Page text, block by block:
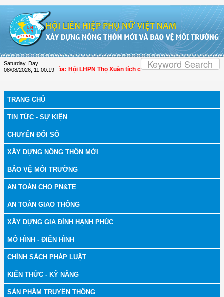
Saturday, Day
08/08/2026 11:00:19
bệnh | Thanh Hóa: Hội LHPN Thọ Xuân tích cực góp phần nâng cao tỷ lệ
TRANG CHỦ
TIN TỨC - SỰ KIỆN
CHUYỂN ĐỔI SỐ
XÂY DỰNG NÔNG THÔN MỚI
BẢO VỆ MÔI TRƯỜNG
AN TOÀN CHO PN&TE
AN TOÀN GIAO THÔNG
XÂY DỰNG GIA ĐÌNH HẠNH PHÚC
MÔ HÌNH - ĐIỂN HÌNH
CHÍNH SÁCH PHÁP LUẬT
KIẾN THỨC - KỸ NĂNG
SẢN PHẨM TRUYỀN THÔNG